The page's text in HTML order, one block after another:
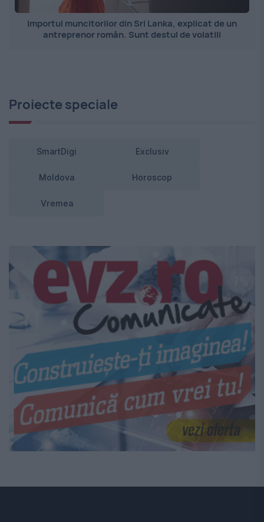
Importul muncitorilor din Sri Lanka, explicat de un
antreprenor român. Sunt destul de volatili
Proiecte speciale
SmartDigi Exclusiv
Moldova Horoscop
Vremea